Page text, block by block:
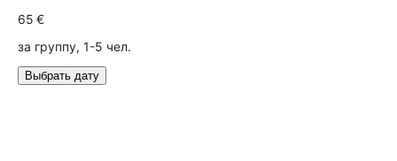
65 €
за группу, 1-5 чел.
Выбрать дату